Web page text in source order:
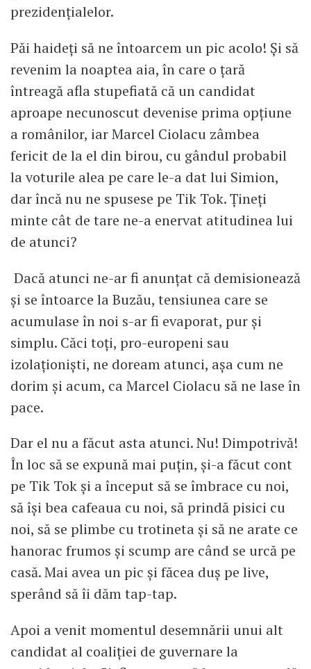
prezidențialelor.
Păi haideți să ne întoarcem un pic acolo! Și să
revenim la noaptea aia, în care o țară
întreagă afla stupefiată că un candidat
aproape necunoscut devenise prima opțiune
a românilor, iar Marcel Ciolacu zâmbea
fericit de la el din birou, cu gândul probabil
la voturile alea pe care le-a dat lui Simion,
dar încă nu ne spusese pe Tik Tok. Țineți
minte cât de tare ne-a enervat atitudinea lui
de atunci?
Dacă atunci ne-ar fi anunțat că demisionează
și se întoarce la Buzău, tensiunea care se
acumulase în noi s-ar fi evaporat, pur și
simplu. Căci toți, pro-europeni sau
izolaționiști, ne doream atunci, așa cum ne
dorim și acum, ca Marcel Ciolacu să ne lase în
pace.
Dar el nu a făcut asta atunci. Nu! Dimpotrivă!
În loc să se expună mai puțin, și-a făcut cont
pe Tik Tok și a început să se îmbrace cu noi,
să își bea cafeaua cu noi, să prindă pisici cu
noi, să se plimbe cu trotineta și să ne arate ce
hanorac frumos și scump are când se urcă pe
casă. Mai avea un pic și făcea duș pe live,
sperând să îi dăm tap-tap.
Apoi a venit momentul desemnării unui alt
candidat al coaliției de guvernare la